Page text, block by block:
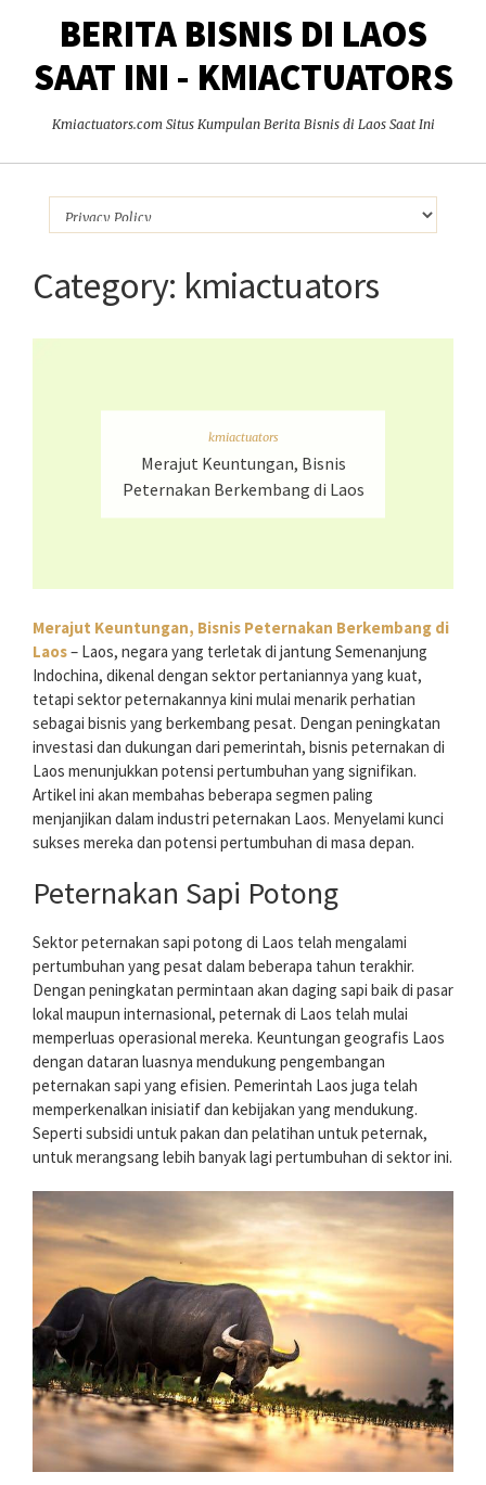
BERITA BISNIS DI LAOS
SAAT INI - KMIACTUATORS
Kmiactuators.com Situs Kumpulan Berita Bisnis di Laos Saat Ini
Category: kmiactuators
kmiactuators
Merajut Keuntungan, Bisnis
Peternakan Berkembang di Laos
Merajut Keuntungan, Bisnis Peternakan Berkembang di
Laos– Laos, negara yang terletak di jantung Semenanjung
Indochina, dikenal dengan sektor pertaniannya yang kuat,
tetapi sektor peternakannya kini mulai menarik perhatian
sebagai bisnis yang berkembang pesat. Dengan peningkatan
investasi dan dukungan dari pemerintah, bisnis peternakan di
Laos menunjukkan potensi pertumbuhan yang signifikan.
Artikel ini akan membahas beberapa segmen paling
menjanjikan dalam industri peternakan Laos. Menyelami kunci
sukses mereka dan potensi pertumbuhan di masa depan.
Peternakan Sapi Potong
Sektor peternakan sapi potong di Laos telah mengalami
pertumbuhan yang pesat dalam beberapa tahun terakhir.
Dengan peningkatan permintaan akan daging sapi baik di pasar
lokal maupun internasional, peternak di Laos telah mulai
memperluas operasional mereka. Keuntungan geografis Laos
dengan dataran luasnya mendukung pengembangan
peternakan sapi yang efisien. Pemerintah Laos juga telah
memperkenalkan inisiatif dan kebijakan yang mendukung.
Seperti subsidi untuk pakan dan pelatihan untuk peternak,
untuk merangsang lebih banyak lagi pertumbuhan di sektor ini.